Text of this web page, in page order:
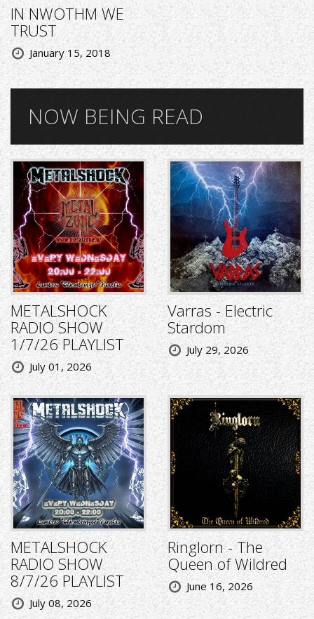
IN NWOTHM WE
TRUST
January 15, 2018
NOW BEING READ
METALSHOCK
RADIO SHOW
1/7/26 PLAYLIST
July 01, 2026
Varras - Electric
Stardom
July 29, 2026
METALSHOCK
RADIO SHOW
8/7/26 PLAYLIST
July 08, 2026
Ringlorn - The
Queen of Wildred
June 16, 2026